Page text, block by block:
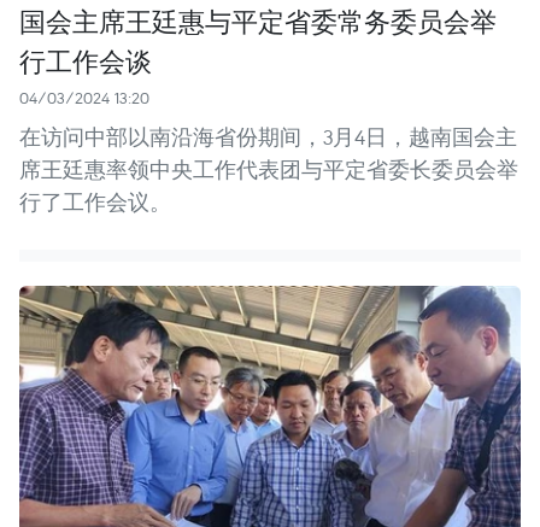
国会主席王廷惠与平定省委常务委员会举
行工作会谈
04/03/2024 13:20
在访问中部以南沿海省份期间，3月4日，越南国会主
席王廷惠率领中央工作代表团与平定省委长委员会举
行了工作会议。